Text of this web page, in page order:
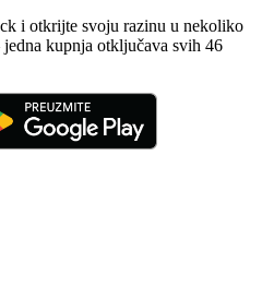
i otkrijte svoju razinu u nekoliko
kupnja otključava svih 46